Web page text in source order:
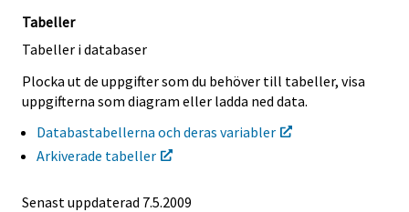
Tabeller
Tabeller i databaser
Plocka ut de uppgifter som du behöver till tabeller, visa
uppgifterna som diagram eller ladda ned data.
Databastabellerna och deras variabler
Arkiverade tabeller
Senast uppdaterad 7.5.2009